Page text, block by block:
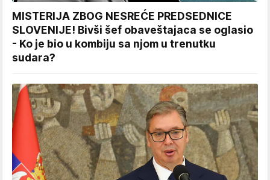
MISTERIJA ZBOG NESREĆE PREDSEDNICE
SLOVENIJE! Bivši šef obaveštajaca se oglasio
- Ko je bio u kombiju sa njom u trenutku
sudara?